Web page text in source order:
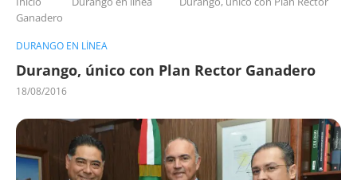
Ganadero
DURANGO EN LÍNEA
Durango, único con Plan Rector Ganadero
18/08/2016